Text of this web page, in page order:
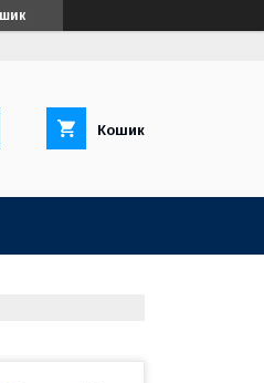
Кошик